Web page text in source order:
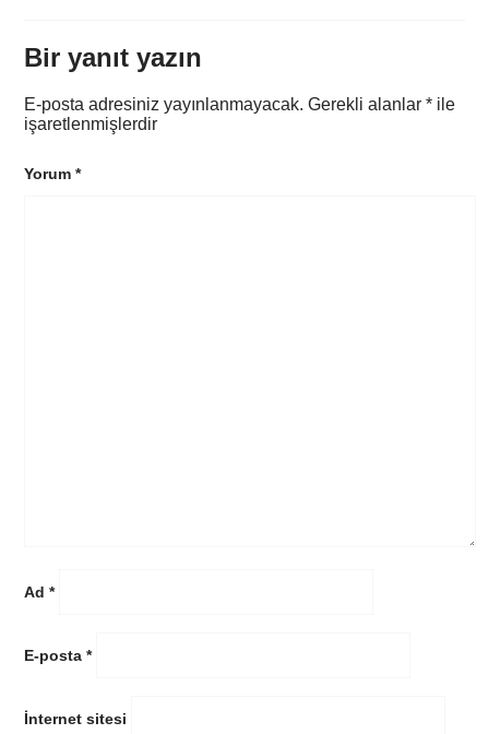
Bir yanıt yazın
E-posta adresiniz yayınlanmayacak. Gerekli alanlar* ile
işaretlenmişlerdir
Yorum*
Ad*
E-posta*
İnternet sitesi